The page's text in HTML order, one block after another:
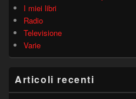
I miei libri
Radio
Televisione
Varie
Articoli recenti